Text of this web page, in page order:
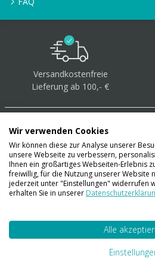
Versandkostenfreie
Lieferung ab 100,- €
Über 40.000 Artikel auf
Lager
Wir verwenden Cookies
Wir können diese zur Analyse unserer
unsere Webseite zu verbessern,
Ihnen ein großartiges Webseiten-Erlebnis
freiwillig, für die Nutzung unserer Website
jederzeit unter "Einstellungen" widerrufen
erhalten Sie in unserer
Alle